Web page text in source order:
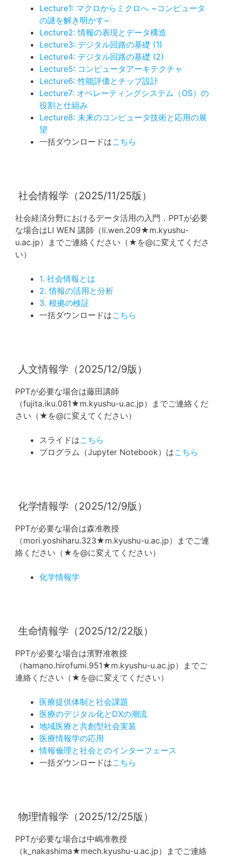
Lecture1: マクロからミクロへ ~コンピュータ
の謎を解き明かす~
Lecture2: 情報の表現とデータ構造
Lecture3: デジタル回路の基礎 (1)
Lecture4: デジタル回路の基礎 (2)
Lecture5: コンピュータアーキテクチャ
Lecture6: 性能評価とチップ設計
Lecture7: オペレーティングシステム（OS）の
役割と仕組み
Lecture8: 未来のコンピュータ技術と応用の展
望
一括ダウンロードはこちら
社会情報学（2025/11/25版）
社会経済分野におけるデータ活用の入門．PPTが必要
な場合はLI WEN 講師（li.wen.209★m.kyushu-
u.ac.jp）までご連絡ください（★を@に変えてくださ
い）
1. 社会情報とは
2. 情報の活用と分析
3. 根拠の検証
一括ダウンロードはこちら
人文情報学（2025/12/9版）
PPTが必要な場合は藤田講師
（fujita.iku.081★m.kyushu-u.ac.jp）までご連絡くだ
さい（★を@に変えてください）
スライドはこちら
プログラム（Jupyter Notebook）はこちら
化学情報学（2025/12/9版）
PPTが必要な場合は森准教授
（mori.yoshiharu.323★m.kyushu-u.ac.jp）までご連
絡ください（★を@に変えてください）
化学情報学
生命情報学（2025/12/22版）
PPTが必要な場合は濱野准教授
（hamano.hirofumi.951★m.kyushu-u.ac.jp）までご
連絡ください（★を@に変えてください）
医療提供体制と社会課題
医療のデジタル化とDXの潮流
地域医療と共創型社会実装
医療情報学の応用
情報倫理と社会とのインターフェース
一括ダウンロードはこちら
物理情報学（2025/12/25版）
PPTが必要な場合は中嶋准教授
（k_nakashima★mech.kyushu-u.ac.jp）までご連絡